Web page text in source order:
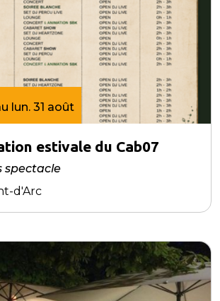
lun. 31 août
estivale du Cab07
spectacle
d'Arc